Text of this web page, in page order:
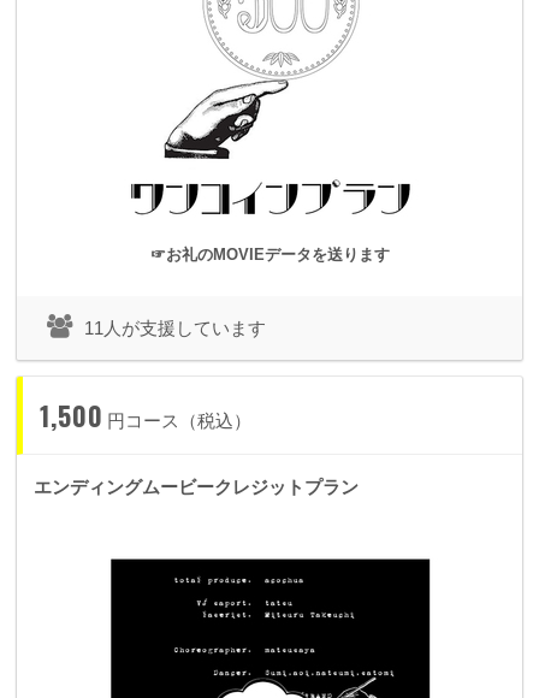
前回やり残したこと
spoon+はどこの事務所にも属さず、毎回ライブをやるとき
ステージにまつわることの全てを私自身がやってきました。
今回もワンマンショーをするにあたり、自分で出来ることは自
それでも一人で全てをやりきることは不可能です。
前回＠高円寺Highでのワンマンショーでは短い準備期間と少な
ステージを一緒に作ってくれた人たちは「いいショーを作る」
という熱意だけで、ほぼ見返りなしで協力してくれました。本
☞お礼のMOVIEデータを送ります
11人が支援しています
1,500 円コース（税込）
エンディングムービークレジットプラン